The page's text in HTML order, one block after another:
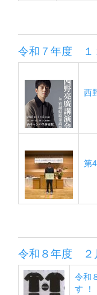
令和７年度 １
西
第
令和８年度 ２
令和
す ！